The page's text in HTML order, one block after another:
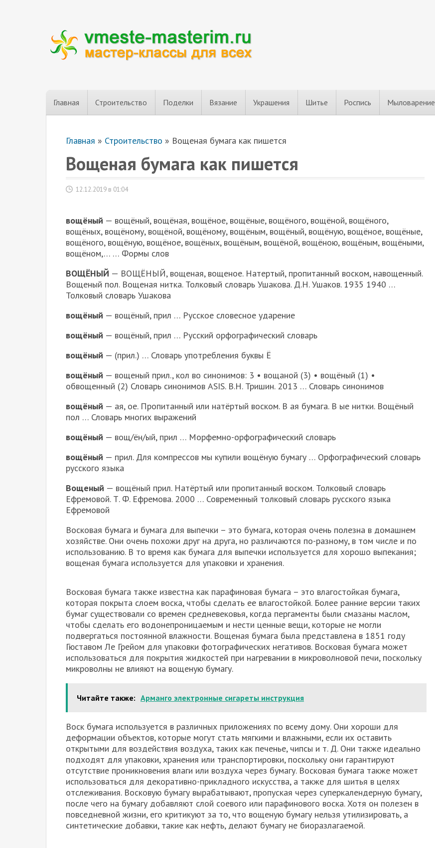
Главная Строительство Поделки Вязание Украшения Шитье Роспись Мыловарение
Главная » Строительство » Вощеная бумага как пишется
Вощеная бумага как пишется
12.12.2019 в 01:04
вощёный — вощёный, вощёная, вощёное, вощёные, вощёного, вощёной, вощёного,
вощёных, вощёному, вощёной, вощёному, вощёным, вощёный, вощёную, вощёное, вощёные,
вощёного, вощёную, вощёное, вощёных, вощёным, вощёной, вощёною, вощёным, вощёными,
вощёном,… … Формы слов
ВОЩЁНЫЙ — ВОЩЁНЫЙ, вощеная, вощеное. Натертый, пропитанный воском, навощенный.
Вощеный пол. Вощеная нитка. Толковый словарь Ушакова. Д.Н. Ушаков. 1935 1940 …
Толковый словарь Ушакова
вощёный — вощёный, прил … Русское словесное ударение
вощёный — вощёный, прил … Русский орфографический словарь
вощёный — (прил.) … Словарь употребления буквы Ё
вощёный — вощеный прил., кол во синонимов: 3 • вощаной (3) • вощёный (1) •
обвощенный (2) Словарь синонимов ASIS. В.Н. Тришин. 2013 … Словарь синонимов
вощёный — ая, ое. Пропитанный или натёртый воском. В ая бумага. В ые нитки. Вощёный
пол … Словарь многих выражений
вощёный — вощ/ён/ый, прил … Морфемно-орфографический словарь
вощёный — прил. Для компрессов мы купили вощёную бумагу … Орфографический словарь
русского языка
Вощеный — вощёный прил. Натёртый или пропитанный воском. Толковый словарь
Ефремовой. Т. Ф. Ефремова. 2000 … Современный толковый словарь русского языка
Ефремовой
Восковая бумага и бумага для выпечки – это бумага, которая очень полезна в домашнем
хозяйстве. Они очень похожи друг на друга, но различаются по-разному, в том числе и по
использованию. В то время как бумага для выпечки используется для хорошо выпекания;
вощеная бумага используется для упаковки и хранения.
Восковая бумага также известна как парафиновая бумага – это влагостойкая бумага,
которая покрыта слоем воска, чтобы сделать ее влагостойкой. Более ранние версии таких
бумаг существовали со времен средневековья, когда пергаменты были смазаны маслом,
чтобы сделать его водонепроницаемым и нести ценные вещи, которые не могли
подвергаться постоянной влажности. Вощеная бумага была представлена ​​в 1851 году
Гюставом Ле Грейом для упаковки фотографических негативов. Восковая бумага может
использоваться для покрытия жидкостей при нагревании в микроволновой печи, поскольку
микроволны не влияют на вощеную бумагу.
Читайте также: Арманго электронные сигареты инструкция
Воск бумага используется в различных приложениях по всему дому. Они хороши для
деформации объектов, которые могут стать мягкими и влажными, если их оставить
открытыми для воздействия воздуха, таких как печенье, чипсы и т. Д. Они также идеально
подходят для упаковки, хранения или транспортировки, поскольку они гарантируют
отсутствие проникновения влаги или воздуха через бумагу. Восковая бумага также может
использоваться для декоративно-прикладного искусства, а также для шитья в целях
отслеживания. Восковую бумагу вырабатывают, пропуская через суперкалендерную бумагу,
после чего на бумагу добавляют слой соевого или парафинового воска. Хотя он полезен в
повседневной жизни, его критикуют за то, что вощеную бумагу нельзя утилизировать, а
синтетические добавки, такие как нефть, делают бумагу не биоразлагаемой.